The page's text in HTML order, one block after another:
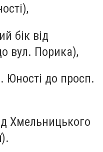
бік від
вул. Порика),
Юності до просп.
Хмельницького